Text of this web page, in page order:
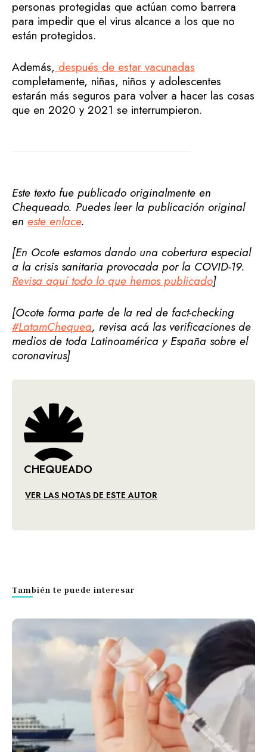
personas protegidas que actúan como barrera
para impedir que el virus alcance a los que no
están protegidos.
Además, después de estar vacunadas
completamente, niñas, niños y adolescentes
estarán más seguros para volver a hacer las cosas
que en 2020 y 2021 se interrumpieron.
Este texto fue publicado originalmente en
Chequeado. Puedes leer la publicación original
en este enlace.
[En Ocote estamos dando una cobertura especial
a la crisis sanitaria provocada por la COVID-19.
Revisa aquí todo lo que hemos publicado]
[Ocote forma parte de la red de fact-checking
#LatamChequea, revisa acá las verificaciones de
medios de toda Latinoamérica y España sobre el
coronavirus]
CHEQUEADO
VER LAS NOTAS DE ESTE AUTOR
También te puede interesar